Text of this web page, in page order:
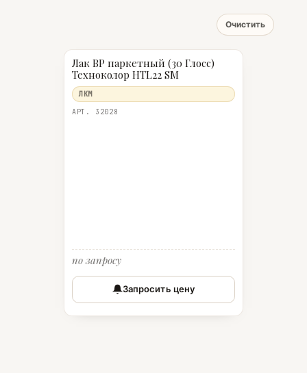
Очистить
Лак ВР паркетный (30 Глосс)
Техноколор HTL22 SM
ЛКМ
АРТ. 32028
по запросу
Запросить цену